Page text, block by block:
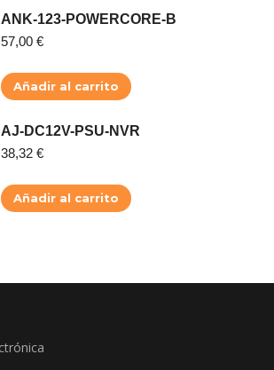
ANK-123-POWERCORE-B
57,00 €
Añadir al carrito
AJ-DC12V-PSU-NVR
38,32 €
Añadir al carrito